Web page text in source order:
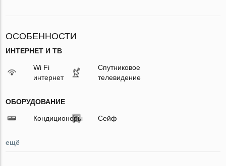
ОСОБЕННОСТИ
ИНТЕРНЕТ И ТВ
Wi Fi
интернет
Спутниковое
телевидение
ОБОРУДОВАНИЕ
Кондиционеры Сейф
ещё